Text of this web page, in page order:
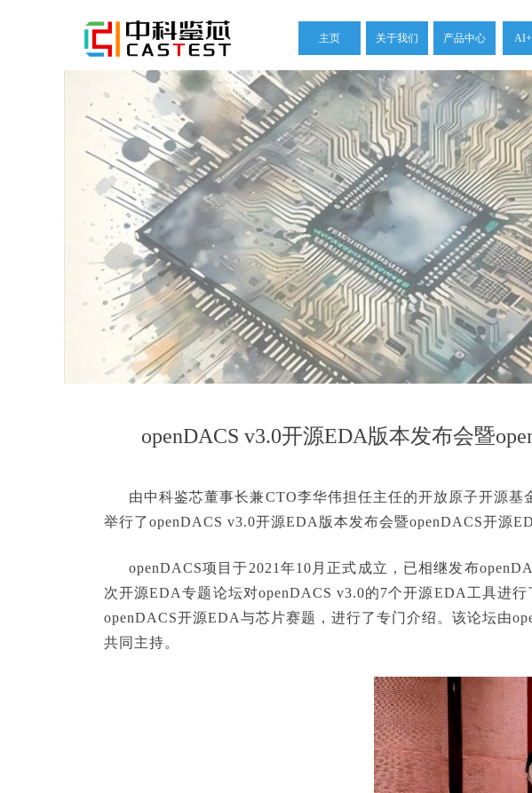
主页 关于我们 产品中心
openDACS v3.0开源EDA版本发布会暨
由中科鉴芯董事长兼CTO李华伟担任主任的开放原子开源基
举行了openDACS v3.0开源EDA版本发布会暨openDACS开源
openDACS项目于2021年10月正式成立，已相继发布
次开源EDA专题论坛对openDACS v3.0的7个开源EDA工具进
openDACS开源EDA与芯片赛题，进行了专门介绍。该论坛由
共同主持。